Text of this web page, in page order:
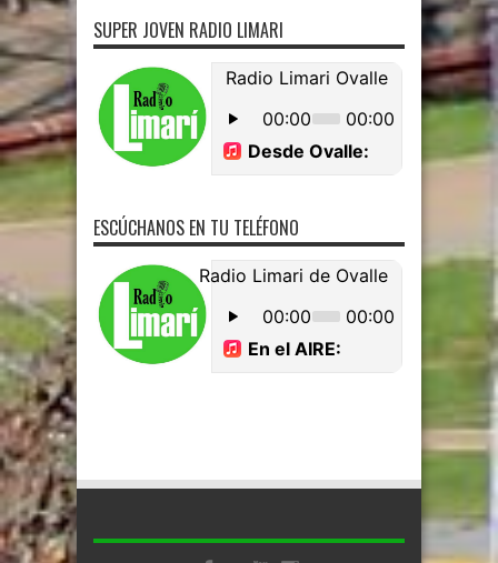
SUPER JOVEN RADIO LIMARI
ESCÚCHANOS EN TU TELÉFONO